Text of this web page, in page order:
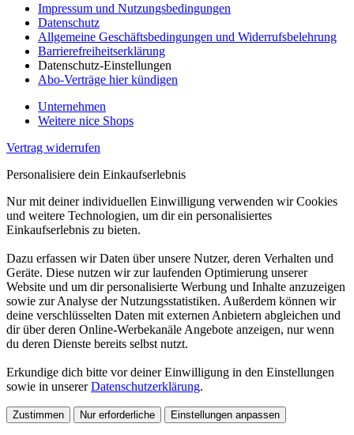
Impressum und Nutzungsbedingungen
Datenschutz
Allgemeine Geschäftsbedingungen und Widerrufsbelehrung
Barrierefreiheitserklärung
Datenschutz-Einstellungen
Abo-Verträge hier kündigen
Unternehmen
Weitere nice Shops
Vertrag widerrufen
Personalisiere dein Einkaufserlebnis
Nur mit deiner individuellen Einwilligung verwenden wir Cookies
und weitere Technologien, um dir ein personalisiertes
Einkaufserlebnis zu bieten.
Dazu erfassen wir Daten über unsere Nutzer, deren Verhalten und
Geräte. Diese nutzen wir zur laufenden Optimierung unserer
Website und um dir personalisierte Werbung und Inhalte anzuzeigen
sowie zur Analyse der Nutzungsstatistiken. Außerdem können wir
deine verschlüsselten Daten mit externen Anbietern abgleichen und
dir über deren Online-Werbekanäle Angebote anzeigen, nur wenn
du deren Dienste bereits selbst nutzt.
Erkundige dich bitte vor deiner Einwilligung in den Einstellungen
sowie in unsererDatenschutzerklärung.
Zustimmen Nur erforderliche Einstellungen anpassen